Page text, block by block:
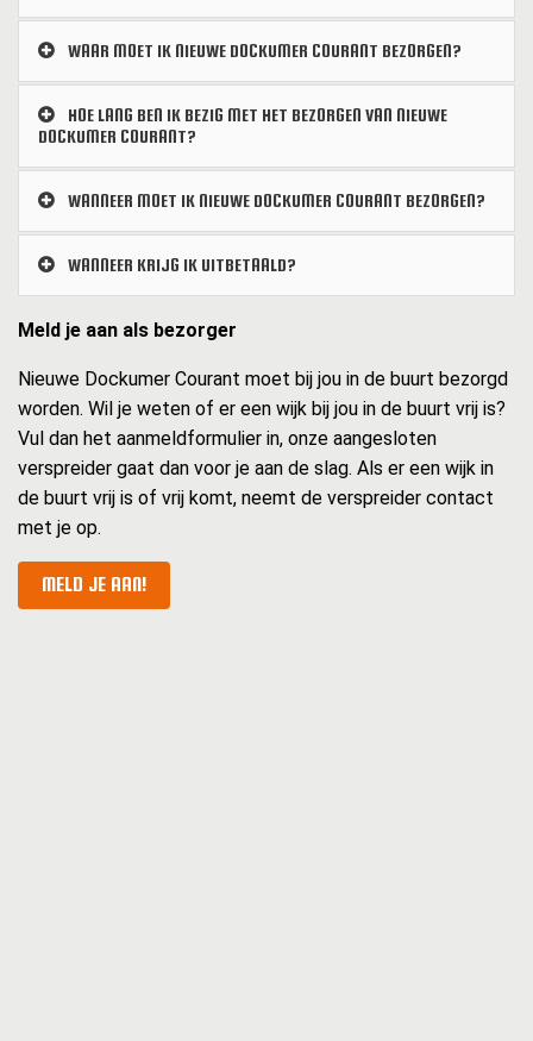
WAAR MOET IK NIEUWE DOCKUMER COURANT BEZORGEN?
HOE LANG BEN IK BEZIG MET HET BEZORGEN VAN NIEUWE
DOCKUMER COURANT?
WANNEER MOET IK NIEUWE DOCKUMER COURANT BEZORGEN?
WANNEER KRIJG IK UITBETAALD?
Meld je aan als bezorger
Nieuwe Dockumer Courant moet bij jou in de buurt bezorgd
worden. Wil je weten of er een wijk bij jou in de buurt vrij is?
Vul dan het aanmeldformulier in, onze aangesloten
verspreider gaat dan voor je aan de slag. Als er een wijk in
de buurt vrij is of vrij komt, neemt de verspreider contact
met je op.
MELD JE AAN!